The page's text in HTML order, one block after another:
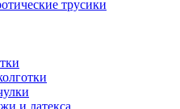
трусики
и латекса